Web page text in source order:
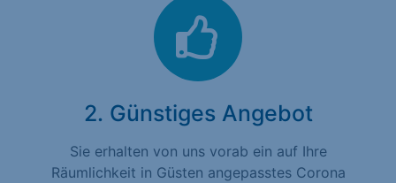
2. Günstiges Angebot
Sie erhalten von uns vorab ein auf Ihre
Räumlichkeit in Güsten angepasstes Corona